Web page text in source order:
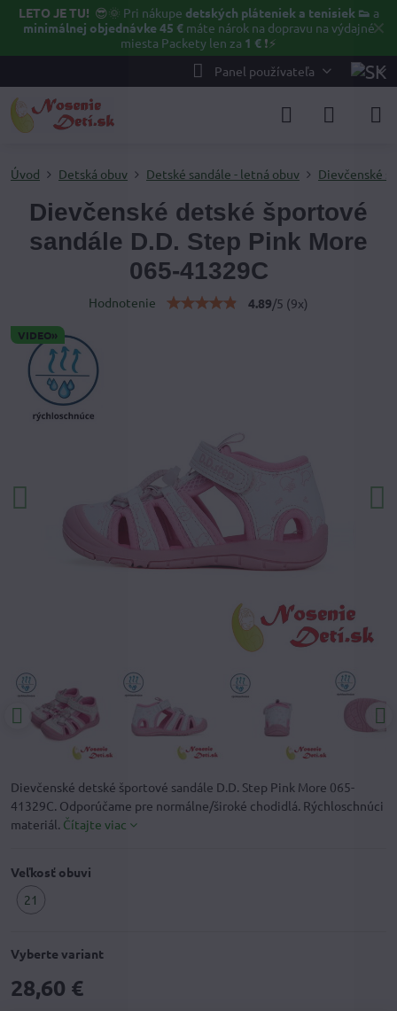
✕
LETO JE TU! 😎🌞 Pri nákupe detských pláteniek a tenisiek 👟 a
minimálnej objednávke 45 €máte nárok na dopravu na výdajné
miesta Packety len za 1 € ❗⚡️
Panel používateľa
VIDEO»
Úvod Detská obuv Detské sandále - letná obuv Dievčenské
Dievčenské detské športové
sandále D.D. Step Pink More
065-41329C
Hodnotenie 4.89/5 (9x)
Dievčenské detské športové sandále D.D. Step Pink More 065-
41329C. Odporúčame pre normálne/široké chodidlá. Rýchloschnúci
materiál. Čítajte viac
Veľkosť obuvi
21
Vyberte variant
28,60 €